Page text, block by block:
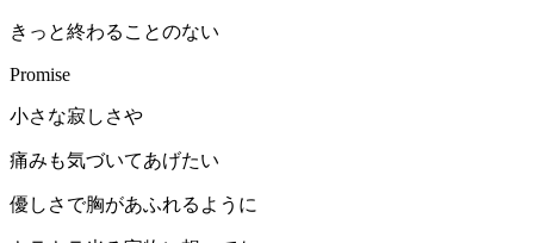
きっと終わることのない
Promise
小さな寂しさや
痛みも気づいてあげたい
優しさで胸があふれるように